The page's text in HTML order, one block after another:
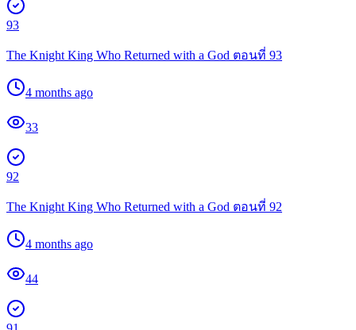
93
The Knight King Who Returned with a God ตอนที่ 93
4 months ago
33
92
The Knight King Who Returned with a God ตอนที่ 92
4 months ago
44